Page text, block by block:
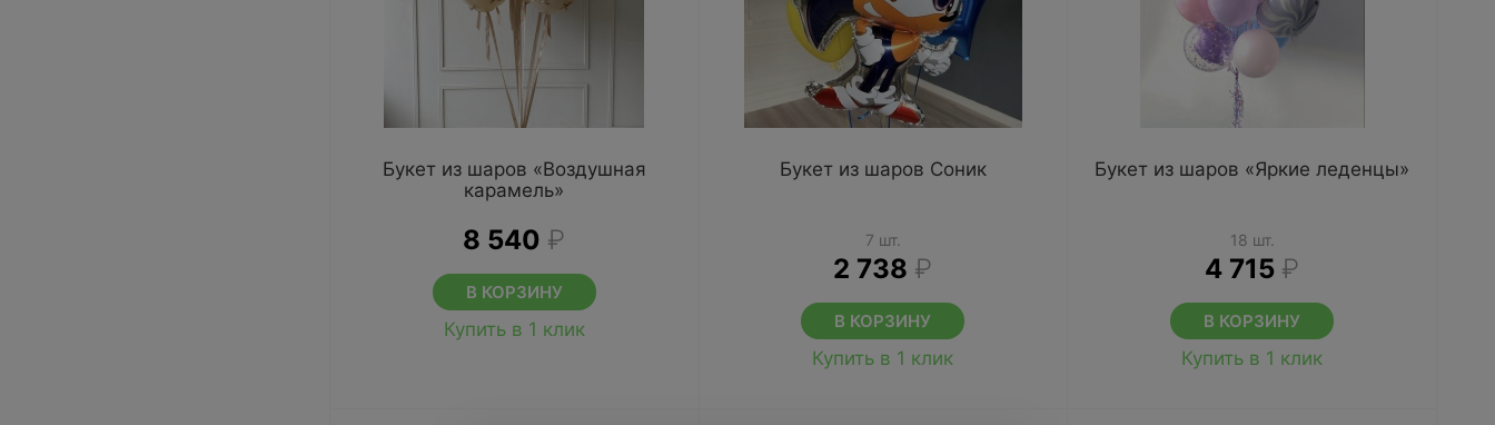
Букет из шаров «Воздушная
карамель»
8 540 ₽
В КОРЗИНУ
Купить в 1 клик
Букет из шаров Соник
7 шт.
2 738 ₽
В КОРЗИНУ
Купить в 1 клик
Букет из шаров «Яркие леденцы»
18 шт.
4 715 ₽
В КОРЗИНУ
Купить в 1 клик